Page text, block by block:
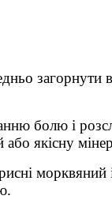
загорнути
болю і
якісну
морквяний